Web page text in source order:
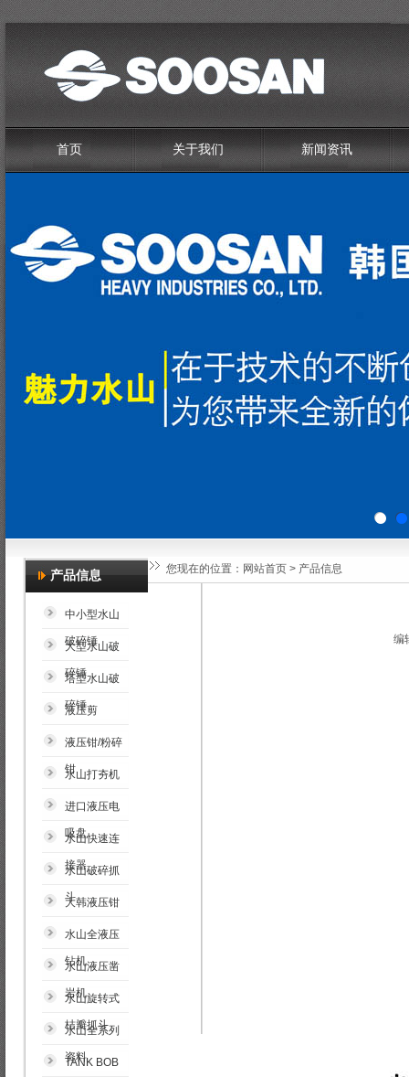
首页 关于我们 新闻资讯
产品信息
中小型水山
破碎锤
大型水山破
碎锤
塔型水山破
碎锤
液压剪
液压钳/粉碎
钳
水山打夯机
进口液压电
吸盘
水山快速连
接器
水山破碎抓
斗
大韩液压钳
水山全液压
钻机
水山液压凿
岩机
水山旋转式
桔瓣抓斗
水山全系列
资料
TANK BOB
您现在的位置： 网站首页 > 产品信息
编